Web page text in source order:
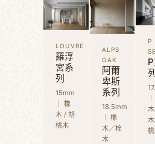
LOUVRE
羅浮
宮系
列
15mm
｜ 橡
木 / 胡
桃木
ALPS
OAK
阿爾
卑斯
系列
18.5mm
｜ 橡
木／栓
木
P